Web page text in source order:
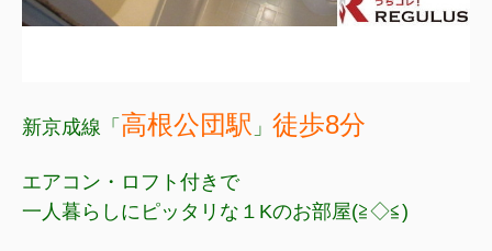
新京成線「 高根公団駅 」 徒歩8分
エアコン・ロフト付きで
一人暮らしにピッタリな１Kのお部屋(≧◇≦)